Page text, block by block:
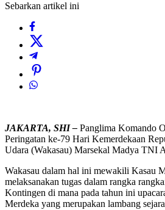
Sebarkan artikel ini
JAKARTA, SHI – Panglima Komando
Peringatan ke-79 Hari Kemerdekaan
Udara (Wakasau) Marsekal Madya TNI
Wakasau dalam hal ini mewakili Kasau
melaksanakan tugas dalam rangka
Kontingen di mana pada tahun ini
Merdeka yang merupakan lambang